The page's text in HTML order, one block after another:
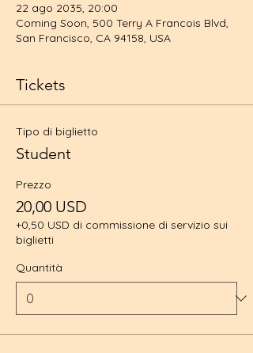
22 ago 2035, 20:00
Coming Soon, 500 Terry A Francois Blvd,
San Francisco, CA 94158, USA
Tickets
Tipo di biglietto
Student
Prezzo
20,00 USD
+0,50 USD di commissione di servizio sui
biglietti
Quantità